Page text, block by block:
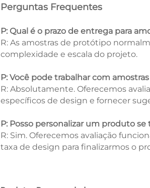
Perguntas Frequentes
P: Qual é o prazo de entrega para
R: As amostras de protótipo
complexidade e escala do projeto.
P: Você pode trabalhar com
R: Absolutamente. Oferecemos
específicos de design e fornecer
P: Posso personalizar um produto
R: Sim. Oferecemos avaliação
taxa de design para finalizarmos o